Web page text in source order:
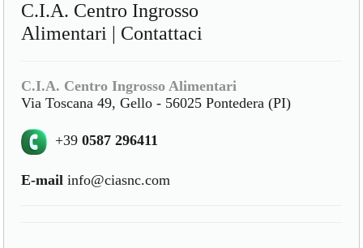
C.I.A. Centro Ingrosso
Alimentari | Contattaci
C.I.A. Centro Ingrosso Alimentari
Via Toscana 49, Gello - 56025 Pontedera (PI)
+390587 296411
E-mail info@ciasnc.com